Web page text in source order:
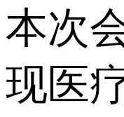
本次
现医